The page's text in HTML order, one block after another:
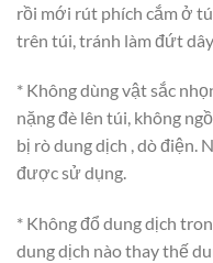
rồi mới rút phích cắm ở
trên túi, tránh làm đứt
* Không dùng vật sắc
nặng đè lên túi, không
bị rò dung dịch , dò điện.
được sử dụng.
* Không đổ dung dịch
dung dịch nào thay thế